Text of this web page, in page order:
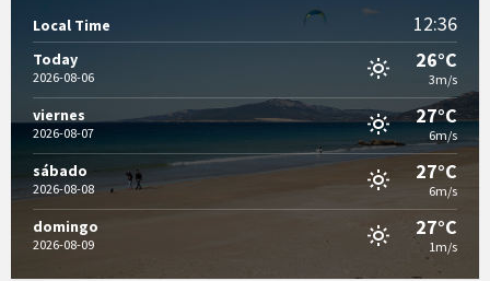
Local Time 12:36
Today
2026-08-06
26°C
3m/s
viernes
2026-08-07
27°C
6m/s
sábado
2026-08-08
27°C
6m/s
domingo
2026-08-09
27°C
1m/s